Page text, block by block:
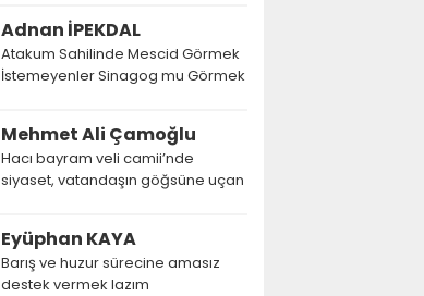
Adnan İPEKDAL
Atakum Sahilinde Mescid Görmek
İstemeyenler Sinagog mu Görmek
Mehmet Ali Çamoğlu
Hacı bayram veli camii’nde
siyaset, vatandaşın göğsüne uçan
Eyüphan KAYA
Barış ve huzur sürecine amasız
destek vermek lazım